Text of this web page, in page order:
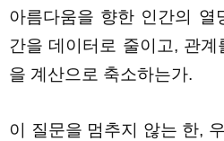
아름다움을 향한 인간의 열
간을 데이터로 줄이고, 관
을 계산으로 축소하는가.
이 질문을 멈추지 않는 한,